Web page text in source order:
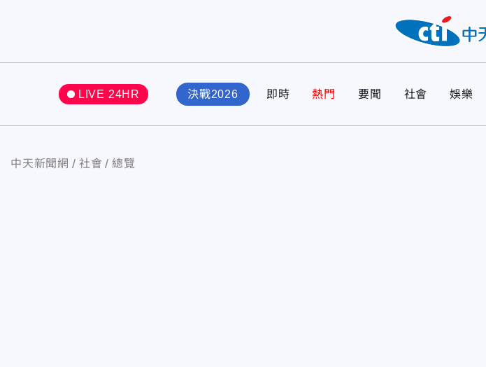
LIVE 24HR 決戰2026 即時 熱門 要聞 社會 娛樂
中天新聞網 社會 總覽